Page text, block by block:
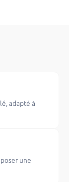
adapté à
une